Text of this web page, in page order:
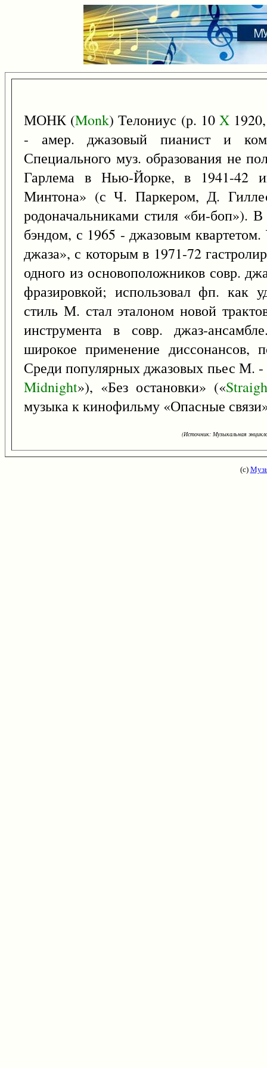
МОНК (Monk) Телониус (р. 10X
- амер. джазовый пианист и
Специального муз. образования не
Гарлема в Нью-Йорке, в 1941-42
Минтона» (с Ч. Паркером, Д.
родоначальниками стиля «би-боп»).
бэндом, с 1965 - джазовым
джаза», с которым в 1971-72
одного из основоположников совр.
фразировкой; использовал фп. как
стиль М. стал эталоном новой
инструмента в совр. джаз-
широкое применение диссонансов,
Среди популярных джазовых пьес М.
Midnight»), «Без остановки» («
музыка к кинофильму «Опасные
(Источник: Музыкальная
(с)